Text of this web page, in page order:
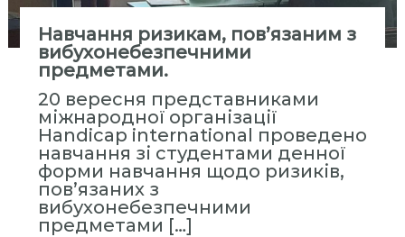
Навчання ризикам, пов’язаним з
вибухонебезпечними
предметами.
20 вересня представниками
міжнародної організації
Handicap international проведено
навчання зі студентами денної
форми навчання щодо ризиків,
пов’язаних з
вибухонебезпечними
предметами […]